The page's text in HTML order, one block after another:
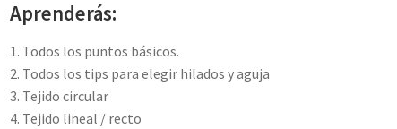
Aprenderás:
1. Todos los puntos básicos.
2. Todos los tips para elegir hilados y aguja
3. Tejido circular
4. Tejido lineal / recto